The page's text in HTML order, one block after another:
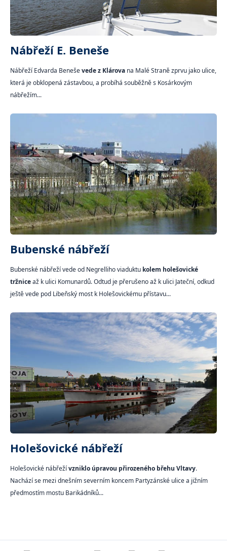
Nábřeží E. Beneše
Nábřeží Edvarda Beneševede z Klárova na Malé Straně zprvu jako ulice,
která je obklopená zástavbou, a probíhá souběžně s Kosárkovým
nábřežím...
Bubenské nábřeží
Bubenské nábřeží vede od Negrelliho viaduktu kolem holešovické
tržniceaž k ulici Komunardů. Odtud je přerušeno až k ulici Jateční, odkud
ještě vede pod Libeňský most k Holešovickému přístavu...
Holešovické nábřeží
Holešovické nábřežívzniklo úpravou přirozeného břehu Vltavy.
Nachází se mezi dnešním severním koncem Partyzánské ulice a jižním
předmostím mostu Barikádníků...